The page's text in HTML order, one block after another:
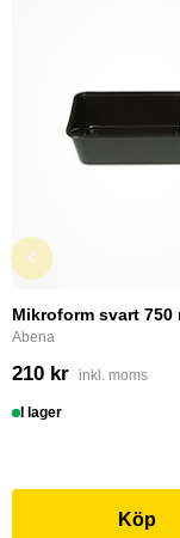
Mikroform svart 750
Abena
210 kr inkl. moms
I lager
Köp